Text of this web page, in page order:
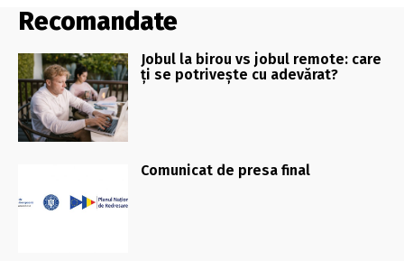
Recomandate
Jobul la birou vs jobul remote: care
ți se potrivește cu adevărat?
Comunicat de presa final